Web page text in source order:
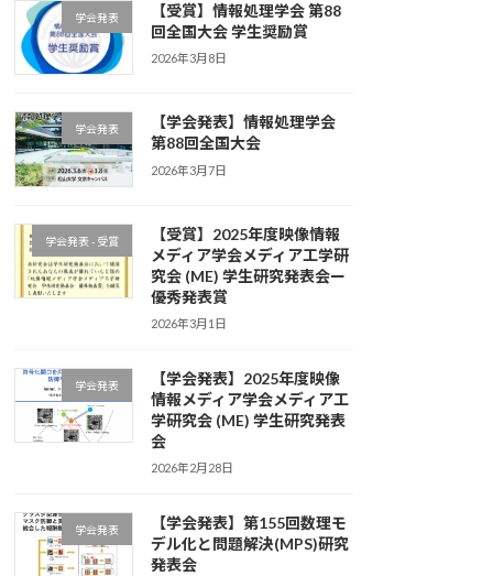
学会発表
【受賞】情報処理学会 第88
回全国大会 学生奨励賞
2026年3月8日
学会発表
【学会発表】情報処理学会
第88回全国大会
2026年3月7日
学会発表 - 受賞
【受賞】2025年度映像情報
メディア学会メディア工学研
究会 (ME) 学生研究発表会ー
優秀発表賞
2026年3月1日
学会発表
【学会発表】2025年度映像
情報メディア学会メディア工
学研究会 (ME) 学生研究発表
会
2026年2月28日
学会発表
【学会発表】第155回数理モ
デル化と問題解決(MPS)研究
発表会